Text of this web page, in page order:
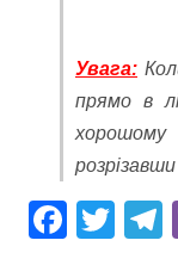
Увага:
прямо в
розрізавши
F T